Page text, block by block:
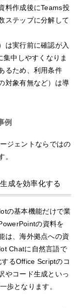
料作成後にTeams投
ステップに分解して
は実行前に確認が入
集中しやすくなりま
るため、利用条件
対象有無など）は導
例
ジェントならではの
。
成を効率化する
の基本機能だけで業
の資料を
は、海外拠点への資
Chatに自然言語で
るOffice Scriptのコ
やコード生成といっ
歩となります。